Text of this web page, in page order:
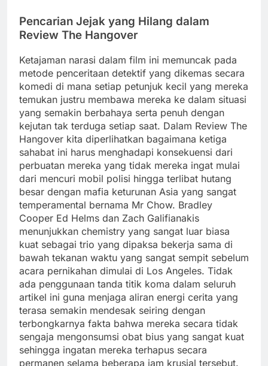
Pencarian Jejak yang Hilang dalam
Review The Hangover
Ketajaman narasi dalam film ini memuncak pada
metode penceritaan detektif yang dikemas secara
komedi di mana setiap petunjuk kecil yang mereka
temukan justru membawa mereka ke dalam situasi
yang semakin berbahaya serta penuh dengan
kejutan tak terduga setiap saat. Dalam Review The
Hangover kita diperlihatkan bagaimana ketiga
sahabat ini harus menghadapi konsekuensi dari
perbuatan mereka yang tidak mereka ingat mulai
dari mencuri mobil polisi hingga terlibat hutang
besar dengan mafia keturunan Asia yang sangat
temperamental bernama Mr Chow. Bradley
Cooper Ed Helms dan Zach Galifianakis
menunjukkan chemistry yang sangat luar biasa
kuat sebagai trio yang dipaksa bekerja sama di
bawah tekanan waktu yang sangat sempit sebelum
acara pernikahan dimulai di Los Angeles. Tidak
ada penggunaan tanda titik koma dalam seluruh
artikel ini guna menjaga aliran energi cerita yang
terasa semakin mendesak seiring dengan
terbongkarnya fakta bahwa mereka secara tidak
sengaja mengonsumsi obat bius yang sangat kuat
sehingga ingatan mereka terhapus secara
permanen selama beberapa jam krusial tersebut.